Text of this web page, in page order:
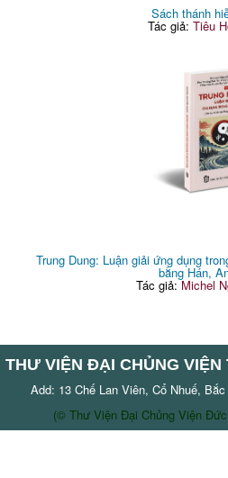
Sách thánh
Tác giả:Tiêu
Trung Dung: Luận giải ứng dụng
bằng Hán,
Tác giả:Michel
THƯ VIỆN ĐẠI CHỦNG VIỆN
Add: 13 Chế Lan Viên, Cổ Nhuế,
(© Thư Viện Đại Chủng Viện